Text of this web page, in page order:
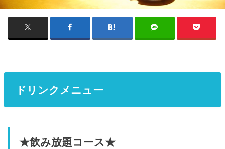
ドリンクメニュー
★飲み放題コース★